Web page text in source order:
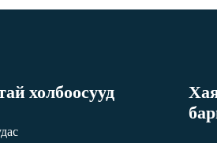
холбоосууд